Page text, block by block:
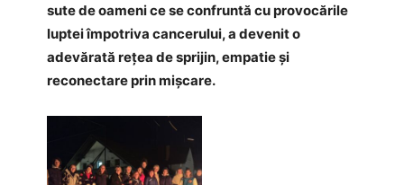
sute de oameni ce se confruntă cu provocările
luptei împotriva cancerului, a devenit o
adevărată rețea de sprijin, empatie și
reconectare prin mișcare.